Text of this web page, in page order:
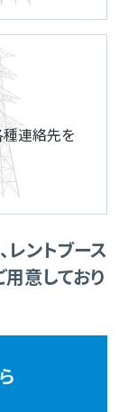
種連絡先を
レントブース
意しており